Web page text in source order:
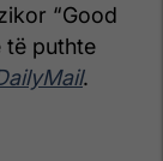
“Good
të puthte
.